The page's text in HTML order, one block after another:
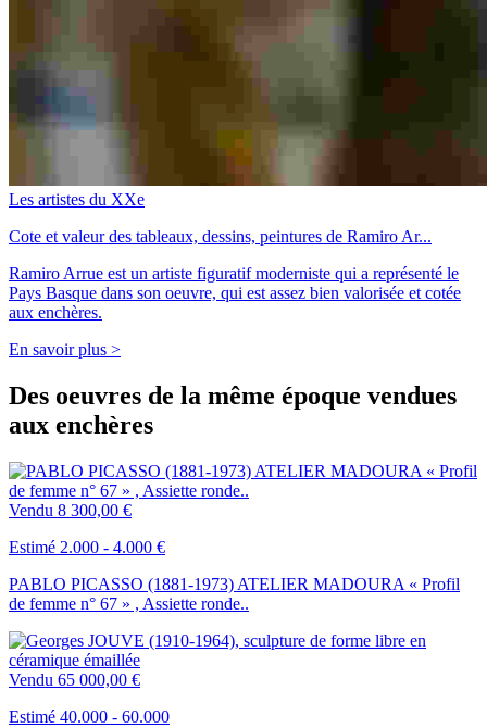
Les artistes du XXe
Cote et valeur des tableaux, dessins, peintures de Ramiro Ar...
Ramiro Arrue est un artiste figuratif moderniste qui a représenté le
Pays Basque dans son oeuvre, qui est assez bien valorisée et cotée
aux enchères.
En savoir plus >
Des oeuvres de la même époque vendues
aux enchères
Vendu 8 300,00 €
Estimé 2.000 - 4.000 €
PABLO PICASSO (1881-1973) ATELIER MADOURA « Profil
de femme n° 67 » , Assiette ronde..
Vendu 65 000,00 €
Estimé 40.000 - 60.000